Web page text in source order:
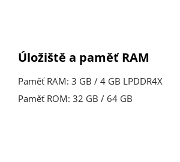
Úložiště a paměť RAM
Paměť RAM: 3 GB / 4 GB LPDDR4X
Paměť ROM: 32 GB / 64 GB